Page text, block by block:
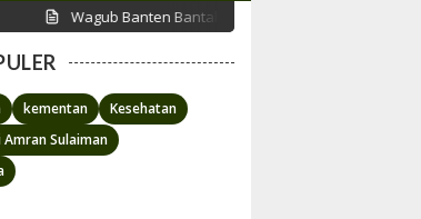
Wagub Banten Bantah Isu Putrinya Pakai APBD untuk
kementan
Kesehatan
Amran Sulaiman